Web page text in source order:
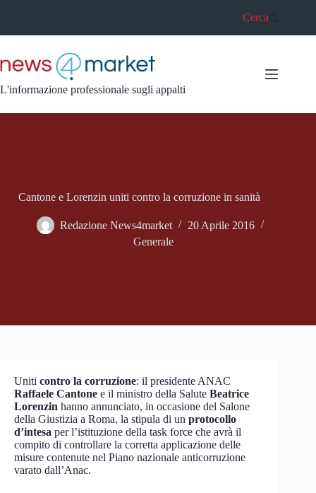
Cerca
L'informazione professionale sugli appalti
Cantone e Lorenzin uniti contro la corruzione in sanità
Redazione News4market
20 Aprile 2016
Generale
Uniti contro la corruzione: il presidente ANAC
Raffaele Cantone e il ministro della Salute Beatrice
Lorenzin hanno annunciato, in occasione del Salone
della Giustizia a Roma, la stipula di un protocollo
d’intesa per l’istituzione della task force che avrà il
compito di controllare la corretta applicazione delle
misure contenute nel Piano nazionale anticorruzione
varato dall’Anac.